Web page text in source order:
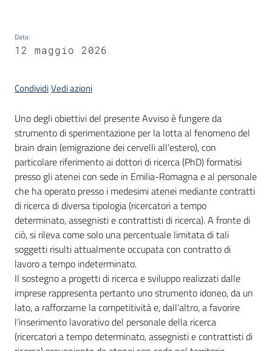
Data:
12 maggio 2026
CondividiVedi azioni
Uno degli obiettivi del presente Avviso è fungere da
strumento di sperimentazione per la lotta al fenomeno del
brain drain (emigrazione dei cervelli all’estero), con
particolare riferimento ai dottori di ricerca (PhD) formatisi
presso gli atenei con sede in Emilia-Romagna e al personale
che ha operato presso i medesimi atenei mediante contratti
di ricerca di diversa tipologia (ricercatori a tempo
determinato, assegnisti e contrattisti di ricerca). A fronte di
ciò, si rileva come solo una percentuale limitata di tali
soggetti risulti attualmente occupata con contratto di
lavoro a tempo indeterminato.
Il sostegno a progetti di ricerca e sviluppo realizzati dalle
imprese rappresenta pertanto uno strumento idoneo, da un
lato, a rafforzarne la competitività e, dall’altro, a favorire
l’inserimento lavorativo del personale della ricerca
(ricercatori a tempo determinato, assegnisti e contrattisti di